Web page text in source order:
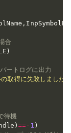
,
合
)
ートログに出力
取得に失敗しました
待機
)==- 1 )